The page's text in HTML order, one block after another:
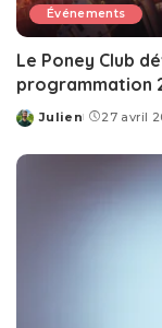
Événements
Le Poney Club
programmation
Posted
Julien 27 avril